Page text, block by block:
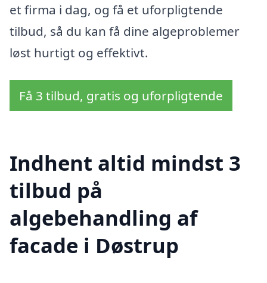
et firma i dag, og få et uforpligtende
tilbud, så du kan få dine algeproblemer
løst hurtigt og effektivt.
Få 3 tilbud, gratis og uforpligtende
Indhent altid mindst 3
tilbud på
algebehandling af
facade i Døstrup